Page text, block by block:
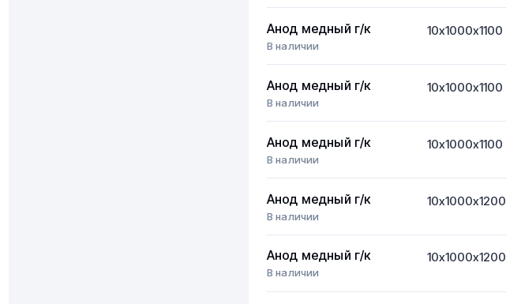
Анод медный г/к
В наличии
10х1000х1100
Анод медный г/к
В наличии
10х1000х1100
Анод медный г/к
В наличии
10х1000х1100
Анод медный г/к
В наличии
10х1000х1200
Анод медный г/к
В наличии
10х1000х1200